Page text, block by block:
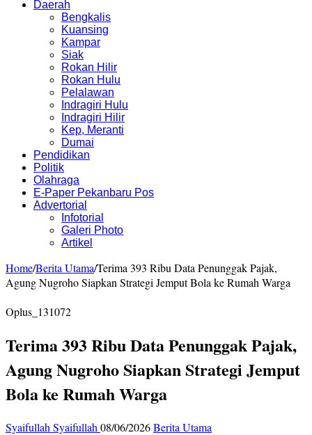
Daerah
Bengkalis
Kuansing
Kampar
Siak
Rokan Hilir
Rokan Hulu
Pelalawan
Indragiri Hulu
Indragiri Hilir
Kep, Meranti
Dumai
Pendidikan
Politik
Olahraga
E-Paper Pekanbaru Pos
Advertorial
Infotorial
Galeri Photo
Artikel
Home/Berita Utama/Terima 393 Ribu Data Penunggak Pajak,
Agung Nugroho Siapkan Strategi Jemput Bola ke Rumah Warga
Oplus_131072
Terima 393 Ribu Data Penunggak Pajak,
Agung Nugroho Siapkan Strategi Jemput
Bola ke Rumah Warga
Syaifullah Syaifullah 08/06/2026Berita Utama